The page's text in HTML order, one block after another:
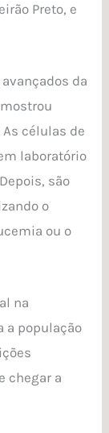
Preto, e
da
células de
laboratório
são
o
ou o
na
a população
chegar a